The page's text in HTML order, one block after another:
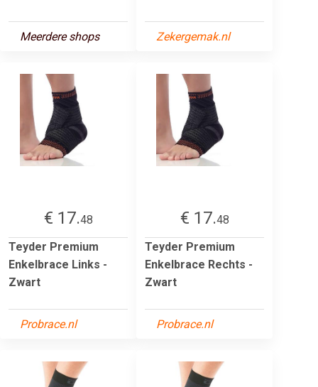
Meerdere shops Zekergemak.nl
€ 17.48
Teyder Premium
Enkelbrace Links -
Zwart
Probrace.nl
€ 17.48
Teyder Premium
Enkelbrace Rechts -
Zwart
Probrace.nl